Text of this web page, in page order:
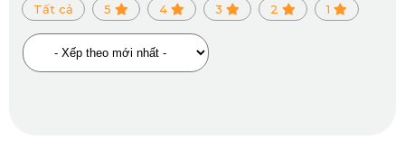
Lớp đáy Knitted Backing, bám chắc và đàn
hồi tốt
Tất cả 5 4 3 2 1